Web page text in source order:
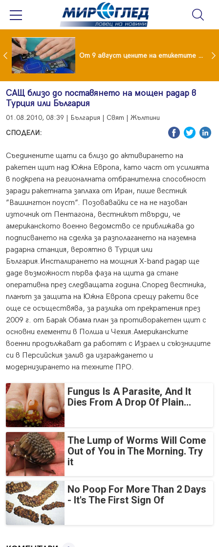
Проект за изграждане на 13-етажна "мегаджамия" разгневи жителите на Лондон От 9 август цените на етикетите само в евро
САЩ близо до поставянето на мощен радар в
Турция или България
01.08.2010, 08:39 | България | Свят | Жълтини
СПОДЕЛИ:
Съединените щати са близо до активирането на
ракетен щит над Южна Европа, като част от усилията
в подкрепа на регионалната отбранителна способност
заради ракетната заплаха от Иран, пише вестник
”Вашингтон поуст”. Позовавайки се на не назован
източник от Пентагона, вестникът твърди, че
американското военно ведомство се приближава до
подписването на сделка за разполагането на наземна
радарна станция, вероятно в Турция или
България.Инсталирането на мощния X-band радар ще
даде възможност първа фаза на щита да стане
оперативна през следващата година.Според вестника,
планът за защита на Южна Европа срещу ракети все
още се осъществява, за разлика от прекратения през
2009 г. от Барак Обама план за противоракетен щит с
основни елементи в Полша и Чехия.Американските
военни продължават да работят с Израел и съюзниците
си в Персийския залив да изграждането и
модернизирането на техните ПРО.
Fungus Is A Parasite, And It
Dies From A Drop Of Plain...
The Lump of Worms Will Come
Out of You in The Morning. Try
it
No Poop For More Than 2 Days
- It's The First Sign Of